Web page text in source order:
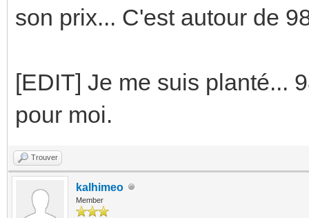
son prix... C'est autour de
[EDIT] Je me suis planté...
pour moi.
Trouver
kalhimeo
Member